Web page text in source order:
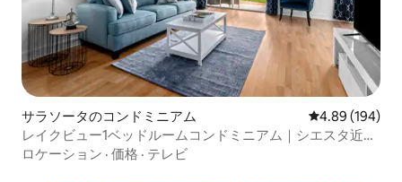
サラソータのコンドミニアム レビュー194
4.89 (194)
レイクビュー1ベッドルームコンドミニアム｜シエスタ近く
の温水プール
ロケーション · 価格 · テレビ